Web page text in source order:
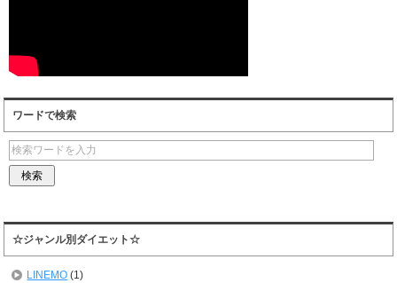
ワードで検索
☆ジャンル別ダイエット☆
LINEMO (1)